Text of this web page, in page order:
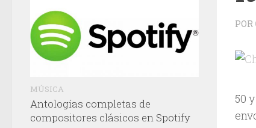
POR
50
MÚSICA
Antologías completas de
compositores clásicos en Spotify